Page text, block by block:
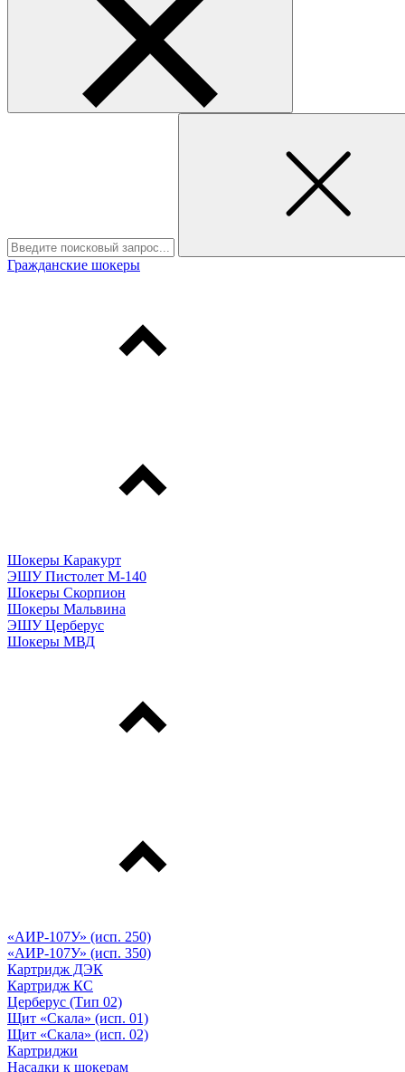
Гражданские шокеры
Шокеры Каракурт
ЭШУ Пистолет М-140
Шокеры Скорпион
Шокеры Мальвина
ЭШУ Церберус
Шокеры МВД
«АИР-107У» (исп. 250)
«АИР-107У» (исп. 350)
Картридж ДЭК
Картридж КС
Церберус (Тип 02)
Щит «Скала» (исп. 01)
Щит «Скала» (исп. 02)
Картриджи
Насадки к шокерам